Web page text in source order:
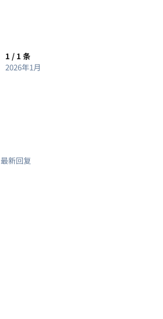
1 / 1 条
2026年1月
最新回复